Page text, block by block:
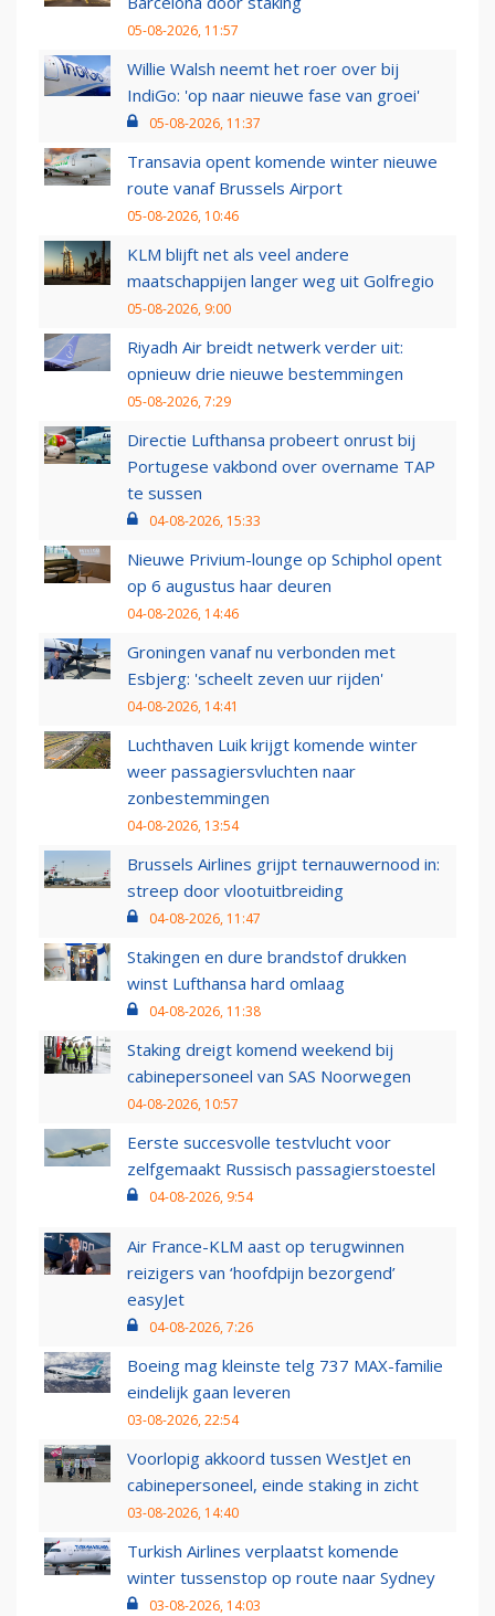
05-08-2026, 11:57
Willie Walsh neemt het roer over bij
IndiGo: 'op naar nieuwe fase van groei'
05-08-2026, 11:37
Transavia opent komende winter nieuwe
route vanaf Brussels Airport
05-08-2026, 10:46
KLM blijft net als veel andere
maatschappijen langer weg uit Golfregio
05-08-2026, 9:00
Riyadh Air breidt netwerk verder uit:
opnieuw drie nieuwe bestemmingen
05-08-2026, 7:29
Directie Lufthansa probeert onrust bij
Portugese vakbond over overname TAP
te sussen
04-08-2026, 15:33
Nieuwe Privium-lounge op Schiphol opent
op 6 augustus haar deuren
04-08-2026, 14:46
Groningen vanaf nu verbonden met
Esbjerg: 'scheelt zeven uur rijden'
04-08-2026, 14:41
Luchthaven Luik krijgt komende winter
weer passagiersvluchten naar
zonbestemmingen
04-08-2026, 13:54
Brussels Airlines grijpt ternauwernood in:
streep door vlootuitbreiding
04-08-2026, 11:47
Stakingen en dure brandstof drukken
winst Lufthansa hard omlaag
04-08-2026, 11:38
Staking dreigt komend weekend bij
cabinepersoneel van SAS Noorwegen
04-08-2026, 10:57
Eerste succesvolle testvlucht voor
zelfgemaakt Russisch passagierstoestel
04-08-2026, 9:54
Air France-KLM aast op terugwinnen
reizigers van ‘hoofdpijn bezorgend’
easyJet
04-08-2026, 7:26
Boeing mag kleinste telg 737 MAX-familie
eindelijk gaan leveren
03-08-2026, 22:54
Voorlopig akkoord tussen WestJet en
cabinepersoneel, einde staking in zicht
03-08-2026, 14:40
Turkish Airlines verplaatst komende
winter tussenstop op route naar Sydney
03-08-2026, 14:03